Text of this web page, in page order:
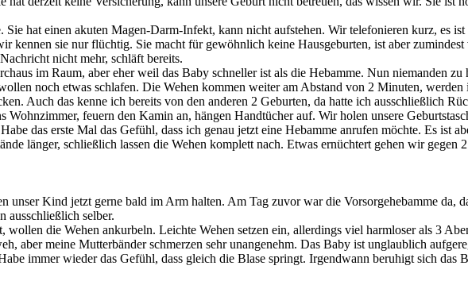
Sie hat einen akuten Magen-Darm-Infekt, kann nicht aufstehen. Wir telefonieren kurz, es
kennen sie nur flüchtig. Sie macht für gewöhnlich keine Hausgeburten, ist aber
nicht mehr, schläft bereits.
im Raum, aber eher weil das Baby schneller ist als die Hebamme. Nun niemanden
noch etwas schlafen. Die Wehen kommen weiter am Abstand von 2 Minuten,
Auch das kenne ich bereits von den anderen 2 Geburten, da hatte ich ausschließlich
feuern den Kamin an, hängen Handtücher auf. Wir holen unsere
das erste Mal das Gefühl, dass ich genau jetzt eine Hebamme anrufen möchte. Es ist
länger, schließlich lassen die Wehen komplett nach. Etwas ernüchtert gehen wir gegen
unser Kind jetzt gerne bald im Arm halten. Am Tag zuvor war die Vorsorgehebamme da,
ausschließlich selber.
die Wehen ankurbeln. Leichte Wehen setzen ein, allerdings viel harmloser als 3
aber meine Mutterbänder schmerzen sehr unangenehm. Das Baby ist unglaublich
immer wieder das Gefühl, dass gleich die Blase springt. Irgendwann beruhigt sich das